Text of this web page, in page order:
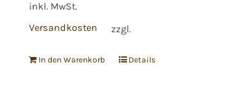
inkl. MwSt.
zzgl.
Versandkosten
In den Warenkorb Details